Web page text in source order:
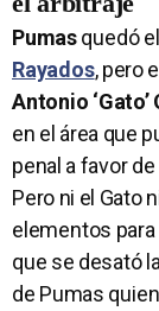
Pumasquedó
Rayados, pero
Antonio ‘Gato’
en el área que
penal a favor
Pero ni el Gato
elementos
que se desató
de Pumas